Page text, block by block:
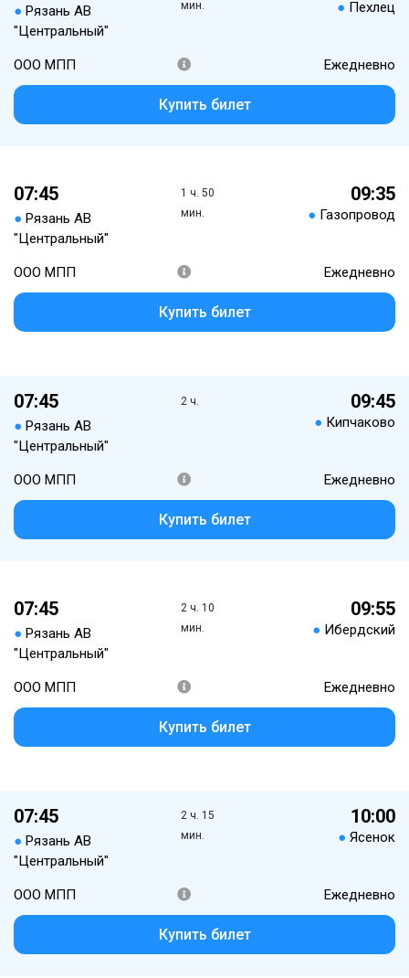
● Рязань АВ
"Центральный"
мин. ● Пехлец
ООО МПП Ежедневно
Купить билет
07:45
● Рязань АВ
"Центральный"
1 ч. 50
мин.
09:35
● Газопровод
ООО МПП Ежедневно
Купить билет
07:45
● Рязань АВ
"Центральный"
2 ч. 09:45
● Кипчаково
ООО МПП Ежедневно
Купить билет
07:45
● Рязань АВ
"Центральный"
2 ч. 10
мин.
09:55
● Ибердский
ООО МПП Ежедневно
Купить билет
07:45
● Рязань АВ
"Центральный"
2 ч. 15
мин.
10:00
● Ясенок
ООО МПП Ежедневно
Купить билет